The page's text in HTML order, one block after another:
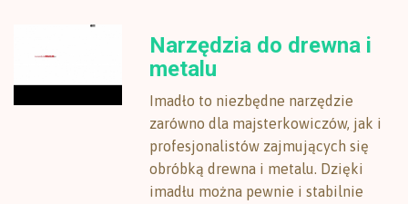
Narzędzia do drewna i
metalu
Imadło to niezbędne narzędzie
zarówno dla majsterkowiczów, jak i
profesjonalistów zajmujących się
obróbką drewna i metalu. Dzięki
imadłu można pewnie i stabilnie